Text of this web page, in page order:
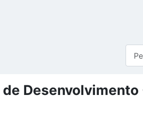
Desenvolvimento